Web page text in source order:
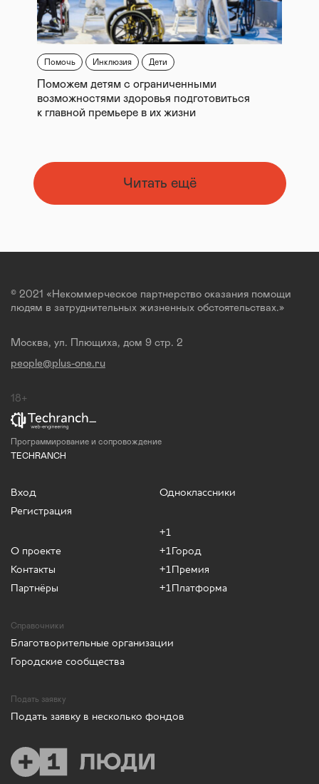
Помочь Инклюзия Дети
Поможем детям с ограниченными
возможностями здоровья подготовиться
к главной премьере в их жизни
Читать ещё
© 2021 «Некоммерческое партнерство оказания помощи
людям в затруднительных жизненных обстоятельствах.»
Москва, ул. Плющиха, дом 9 стр. 2
people@plus-one.ru
18+
Программирование и сопровождение
TECHRANCH
Вход
Регистрация
О проекте
Контакты
Партнёры
Одноклассники
+1
+1Город
+1Премия
+1Платформа
Справочники
Благотворительные организации
Городские сообщества
Подать заявку
Подать заявку в несколько фондов